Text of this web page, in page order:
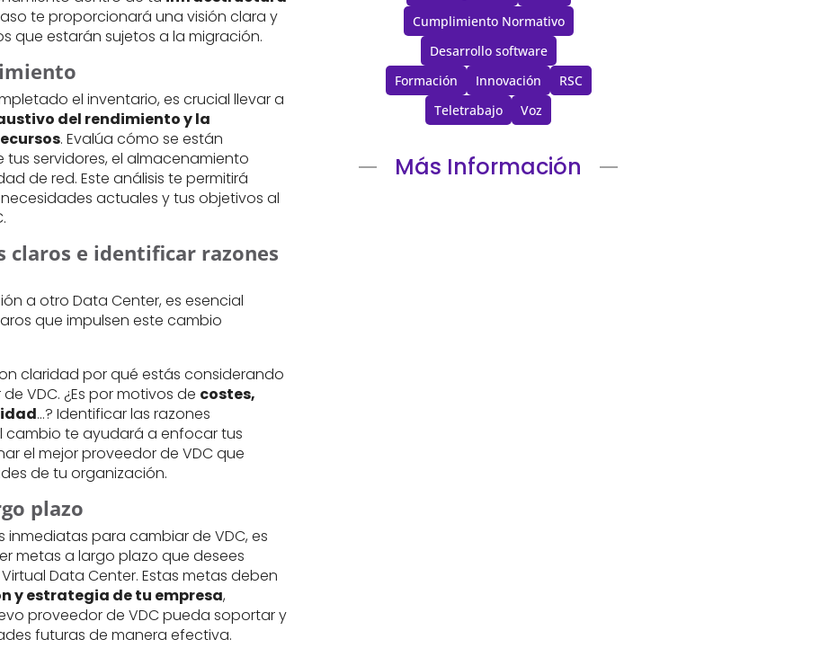
te proporcionará una visión clara y
que estarán sujetos a la migración.
el inventario, es crucial llevar a
del rendimiento y la
. Evalúa cómo se están
servidores, el almacenamiento
de red. Este análisis te permitirá
actuales y tus objetivos al
claros e identificar razones
a otro Data Center, es esencial
que impulsen este cambio
claridad por qué estás considerando
VDC. ¿Es por motivos de costes,
…? Identificar las razones
cambio te ayudará a enfocar tus
el mejor proveedor de VDC que
de tu organización.
plazo
inmediatas para cambiar de VDC, es
metas a largo plazo que desees
Data Center. Estas metas deben
y estrategia de tu empresa,
proveedor de VDC pueda soportar y
futuras de manera efectiva.
Cumplimiento Normativo
Desarrollo software
Formación
Innovación
RSC
Teletrabajo
Voz
Más Información